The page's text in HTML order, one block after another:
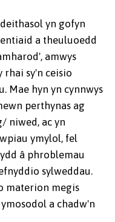
yn gofyn
a theuluoedd
amwys
rhai sy'n ceisio
Mae hyn yn cynnwys
perthynas ag
niwed, ac yn
ymylol, fel
â phroblemau
sylweddau.
materion megis
a chadw'n